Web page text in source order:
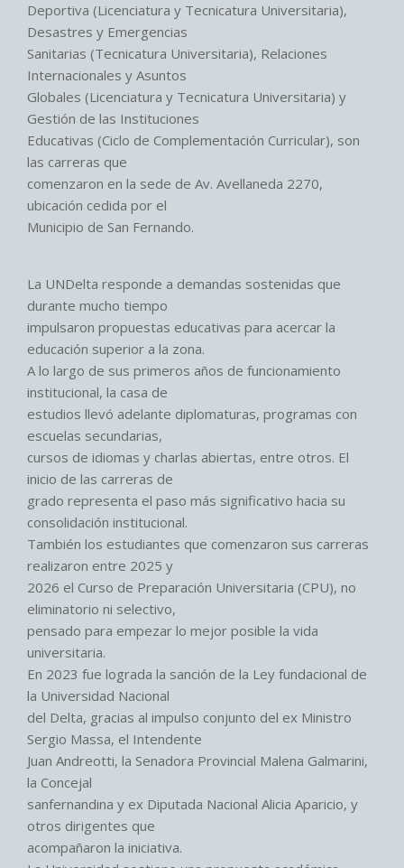
Deportiva (Licenciatura y Tecnicatura Universitaria),
Desastres y Emergencias
Sanitarias (Tecnicatura Universitaria), Relaciones
Internacionales y Asuntos
Globales (Licenciatura y Tecnicatura Universitaria) y
Gestión de las Instituciones
Educativas (Ciclo de Complementación Curricular), son
las carreras que
comenzaron en la sede de Av. Avellaneda 2270,
ubicación cedida por el
Municipio de San Fernando.
La UNDelta responde a demandas sostenidas que
durante mucho tiempo
impulsaron propuestas educativas para acercar la
educación superior a la zona.
A lo largo de sus primeros años de funcionamiento
institucional, la casa de
estudios llevó adelante diplomaturas, programas con
escuelas secundarias,
cursos de idiomas y charlas abiertas, entre otros. El
inicio de las carreras de
grado representa el paso más significativo hacia su
consolidación institucional.
También los estudiantes que comenzaron sus carreras
realizaron entre 2025 y
2026 el Curso de Preparación Universitaria (CPU), no
eliminatorio ni selectivo,
pensado para empezar lo mejor posible la vida
universitaria.
En 2023 fue lograda la sanción de la Ley fundacional de
la Universidad Nacional
del Delta, gracias al impulso conjunto del ex Ministro
Sergio Massa, el Intendente
Juan Andreotti, la Senadora Provincial Malena Galmarini,
la Concejal
sanfernandina y ex Diputada Nacional Alicia Aparicio, y
otros dirigentes que
acompañaron la iniciativa.